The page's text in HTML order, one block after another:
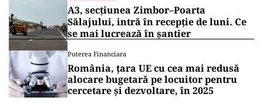
A3, secțiunea Zimbor–Poarta
Sălajului, intră în recepție de luni. Ce
se mai lucrează în șantier
Puterea Financiara
România, țara UE cu cea mai redusă
alocare bugetară pe locuitor pentru
cercetare și dezvoltare, în 2025